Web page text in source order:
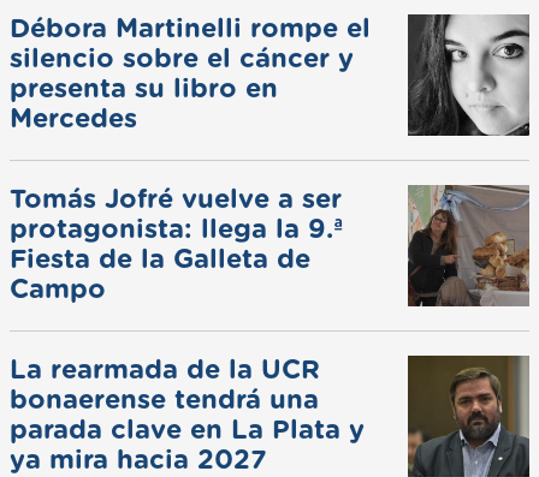
Débora Martinelli rompe el
silencio sobre el cáncer y
presenta su libro en
Mercedes
Tomás Jofré vuelve a ser
protagonista: llega la 9.ª
Fiesta de la Galleta de
Campo
La rearmada de la UCR
bonaerense tendrá una
parada clave en La Plata y
ya mira hacia 2027